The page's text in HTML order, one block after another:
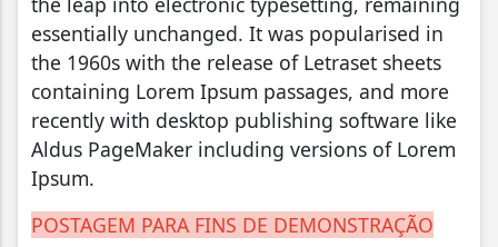
essentially unchanged. It was popularised in
the 1960s with the release of Letraset sheets
containing Lorem Ipsum passages, and more
recently with desktop publishing software like
Aldus PageMaker including versions of Lorem
Ipsum.
POSTAGEM PARA FINS DE DEMONSTRAÇÃO